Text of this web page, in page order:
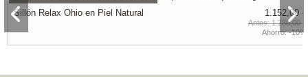
Sillón Relax Ohio en Piel Natural 1.152,00 €
1.280,00 €
Ahorro:-10%